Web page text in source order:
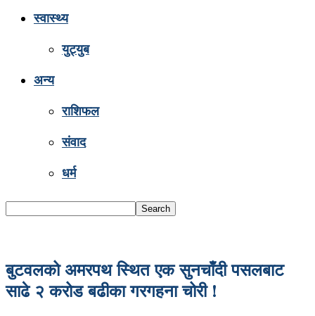
स्वास्थ्य
युट्युब
अन्य
राशिफल
संवाद
धर्म
बुटवलको अमरपथ स्थित एक सुनचाँदी पसलबाट
साढे २ करोड बढीका गरगहना चोरी !